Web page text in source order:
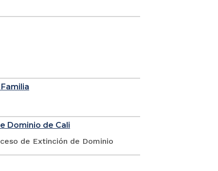
Dominio de Cali
de Extinción de Dominio